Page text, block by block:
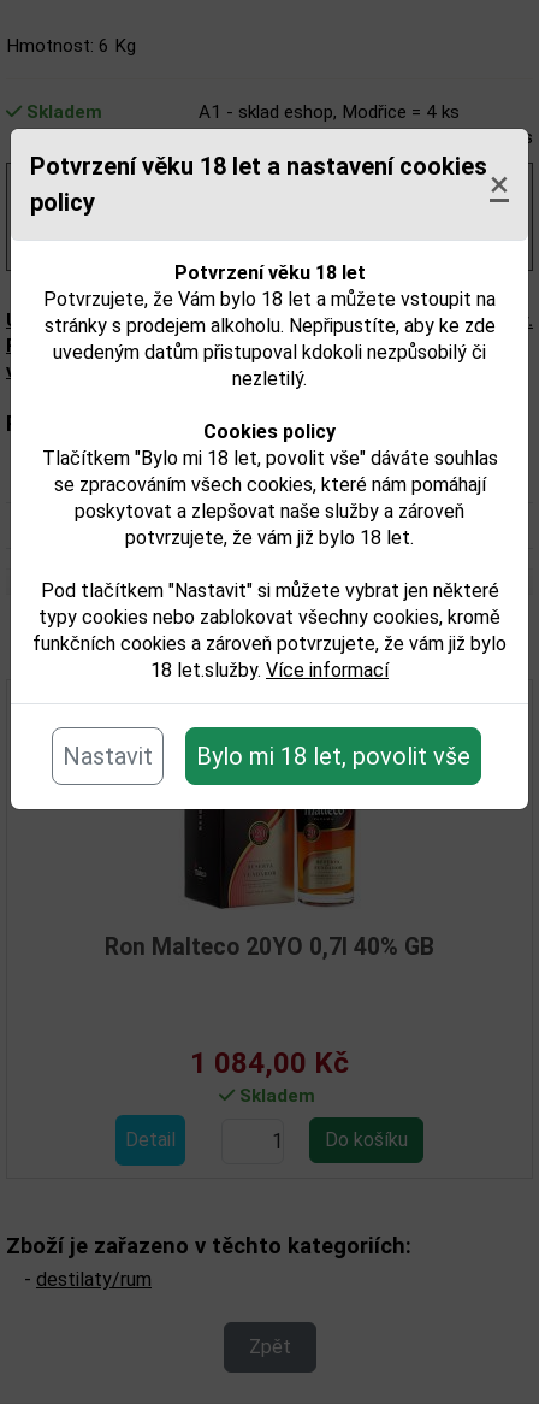
Potvrzení věku 18 let a nastavení cookies
policy
×
Potvrzení věku 18 let
Potvrzujete, že Vám bylo 18 let a můžete vstoupit na
stránky s prodejem alkoholu. Nepřipustíte, aby ke zde
uvedeným datům přistupoval kdokoli nezpůsobilý či
nezletilý.
Cookies policy
Tlačítkem "Bylo mi 18 let, povolit vše" dáváte souhlas
se zpracováním všech cookies, které nám pomáhají
poskytovat a zlepšovat naše služby a zároveň
potvrzujete, že vám již bylo 18 let.
Pod tlačítkem "Nastavit" si můžete vybrat jen některé
typy cookies nebo zablokovat všechny cookies, kromě
funkčních cookies a zároveň potvrzujete, že vám již bylo
18 let.služby. Více informací
Nastavit Bylo mi 18 let, povolit vše
Hmotnost: 6 Kg
Skladem
A1 - sklad eshop, Modřice = 4 ks
T1 - Liqour shop Benešova 4, Brno = 1 ks
1 690,08 Kč
2 045,00 Kč
(682,00 Kč/l)
Upozorňujeme, že tento produkt může obsahovat alergeny.
Přesné složení a alergeny jsou k dispozici na obalu
výrobku. Zkontrolujte prosím před konzumací.
Parametry:
Obsah alkoholu obj. %: 37,5
Objem obalu (L): 3
Související zboží
Ron Malteco 20YO 0,7l 40% GB
1 084,00 Kč
Skladem
Detail
Zboží je zařazeno v těchto kategoriích:
- destilaty/rum
Zpět